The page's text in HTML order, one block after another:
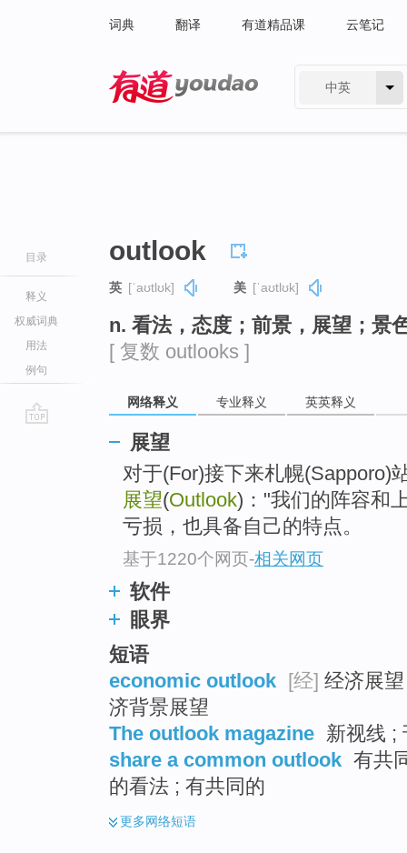
词典 翻译 有道精品课 云笔记
中英
目录
释义
权威词典
用法
例句
outlook
英 [ˈaʊtlʊk] 美 [ˈaʊtlʊk]
n. 看法，态度；前景，展望；景
[ 复数 outlooks ]
网络释义 专业释义 英英释义
展望
对于(For)接下来札幌(Sapporo)
展望(Outlook)："我们的阵容和
亏损，也具备自己的特点。
基于1220个网页-相关网页
软件
眼界
短语
economic outlook
[经] 经济展
济背景展望
The outlook magazine 新视线 ;
share a common outlook 有共
的看法 ; 有共同的
更多网络短语